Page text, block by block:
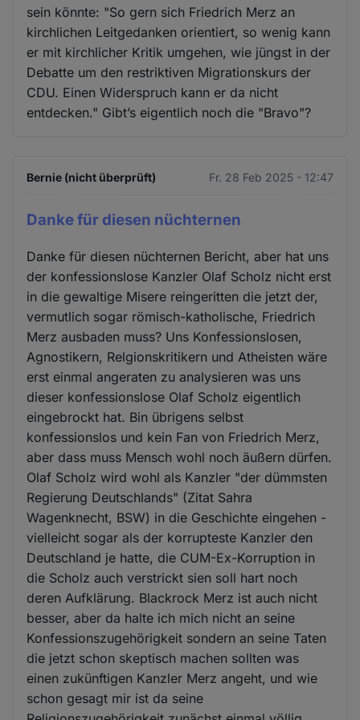
sein könnte: "So gern sich Friedrich Merz an
kirchlichen Leitgedanken orientiert, so wenig kann
er mit kirchlicher Kritik umgehen, wie jüngst in der
Debatte um den restriktiven Migrationskurs der
CDU. Einen Widerspruch kann er da nicht
entdecken." Gibt’s eigentlich noch die "Bravo"?
Bernie (nicht überprüft) Fr. 28 Feb 2025 - 12:47
Danke für diesen nüchternen
Danke für diesen nüchternen Bericht, aber hat uns
der konfessionslose Kanzler Olaf Scholz nicht erst
in die gewaltige Misere reingeritten die jetzt der,
vermutlich sogar römisch-katholische, Friedrich
Merz ausbaden muss? Uns Konfessionslosen,
Agnostikern, Relgionskritikern und Atheisten wäre
erst einmal angeraten zu analysieren was uns
dieser konfessionslose Olaf Scholz eigentlich
eingebrockt hat. Bin übrigens selbst
konfessionslos und kein Fan von Friedrich Merz,
aber dass muss Mensch wohl noch äußern dürfen.
Olaf Scholz wird wohl als Kanzler "der dümmsten
Regierung Deutschlands" (Zitat Sahra
Wagenknecht, BSW) in die Geschichte eingehen -
vielleicht sogar als der korrupteste Kanzler den
Deutschland je hatte, die CUM-Ex-Korruption in
die Scholz auch verstrickt sien soll hart noch
deren Aufklärung. Blackrock Merz ist auch nicht
besser, aber da halte ich mich nicht an seine
Konfessionszugehörigkeit sondern an seine Taten
die jetzt schon skeptisch machen sollten was
einen zukünftigen Kanzler Merz angeht, und wie
schon gesagt mir ist da seine